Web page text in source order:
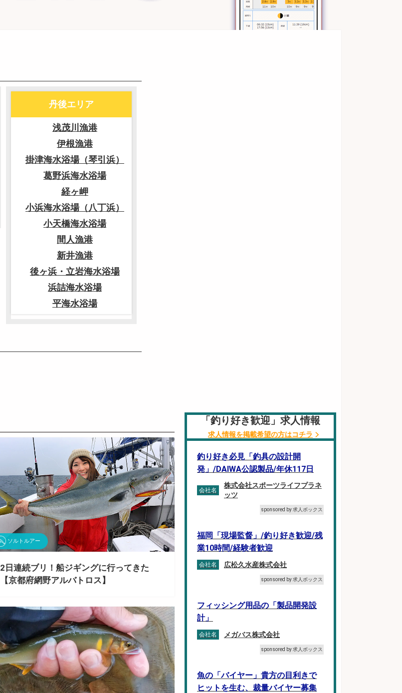
丹後エリア
浅茂川漁港
伊根漁港
掛津海水浴場（琴引浜）
葛野浜海水浴場
経ヶ岬
小浜海水浴場（八丁浜）
小天橋海水浴場
間人漁港
新井漁港
後ヶ浜・立岩海水浴場
浜詰海水浴場
平海水浴場
ソルトルアー
2日連続ブリ！船ジギングに行ってきた
【京都府網野アルバトロス】
「釣り好き歓迎」求人情報
求人情報を掲載希望の方はコチラ
釣り好き必見「釣具の設計開
発」/DAIWA公認製品/年休117日
会社名
株式会社スポーツライフプラネ
ッツ
sponsored by 求人ボックス
福岡「現場監督」/釣り好き歓迎/残
業10時間/経験者歓迎
会社名 広松久水産株式会社
sponsored by 求人ボックス
フィッシング用品の「製品開発設
計」
会社名 メガバス株式会社
sponsored by 求人ボックス
魚の「バイヤー」貴方の目利きで
ヒットを生む、裁量バイヤー募集